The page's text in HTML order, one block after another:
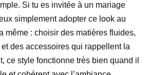
Si tu es invitée à un mariage
simplement adopter ce look au
même : choisir des matières fluides,
des accessoires qui rappellent la
ce style fonctionne très bien quand il